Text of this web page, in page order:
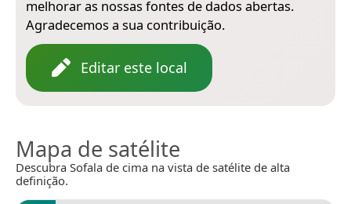
melhorar as nossas fontes de dados abertas.
Agradecemos a sua contribuição.
Editar este local
Mapa de satélite
Descubra Sofala de cima na vista de satélite de alta
definição.